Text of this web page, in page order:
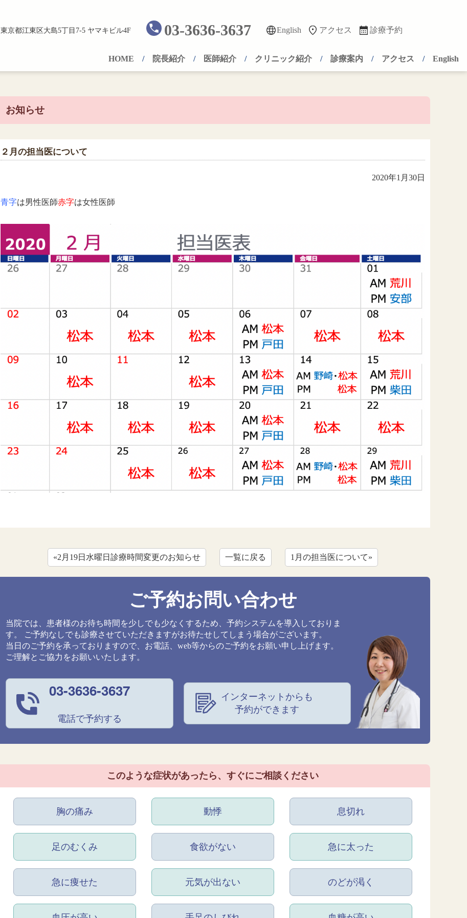
東京都江東区大島5丁目7-5 ヤマキビル4F 03-3636-3637 English アクセス 診療予約
HOME 院長紹介 医師紹介 クリニック紹介 診療案内 アクセス English
お知らせ
２月の担当医について
2020年1月30日
青字は男性医師赤字は女性医師
«2月19日水曜日診療時間変更のお知らせ 一覧に戻る 1月の担当医について»
ご予約お問い合わせ
当院では、患者様のお待ち時間を少しでも少なくするため、予約システムを導入しておりま
す。 ご予約なしでも診療させていただきますがお待たせしてしまう場合がございます。
当日のご予約を承っておりますので、お電話、web等からのご予約をお願い申し上げます。
ご理解とご協力をお願いいたします。
03-3636-3637
電話で予約する
インターネットからも
予約ができます
このような症状があったら、 すぐにご相談ください
胸の痛み 動悸 息切れ
足のむくみ 食欲がない 急に太った
急に痩せた 元気が出ない のどが渇く